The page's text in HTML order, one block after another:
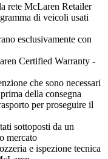
rete McLaren Retailer
di veicoli usati
esclusivamente con
Certified Warranty -
che sono necessari
della consegna
per proseguire il
sottoposti da un
mercato
e ispezione tecnica